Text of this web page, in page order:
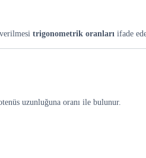
trigonometrik oranları ifade
uzunluğuna oranı ile bulunur.